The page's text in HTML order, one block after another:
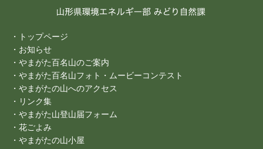
・トップページ
・お知らせ
・やまがた百名山のご案内
・やまがた百名山フォト・ムービーコンテスト
・やまがたの山へのアクセス
・リンク集
・やまがた山登山届フォーム
・花ごよみ
・やまがたの山小屋